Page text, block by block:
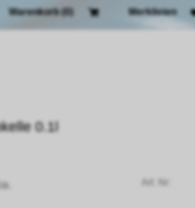
Warenkorb (0 Merklisten
0.1l